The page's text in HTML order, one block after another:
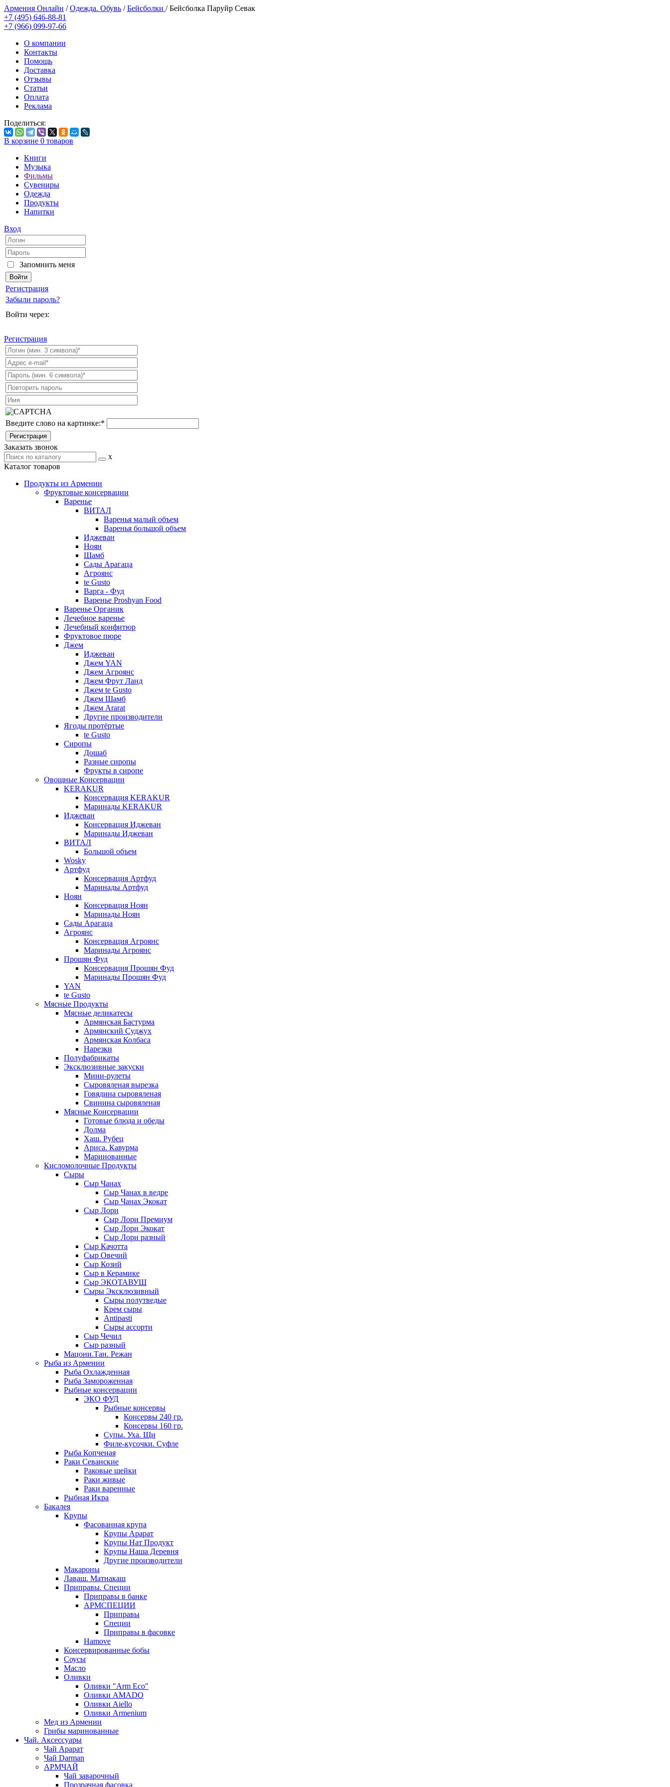
Армения Онлайн /Одежда. Обувь /Бейсболки /Бейсболка Паруйр Севак
+7 (495) 646-88-81
+7 (966) 099-97-66
О компании
Контакты
Помощь
Доставка
Отзывы
Статьи
Оплата
Реклама
Поделиться:
В корзине 0 товаров
Книги
Музыка
Фильмы
Сувениры
Одежда
Продукты
Напитки
Вход
Запомнить меня
Регистрация
Забыли пароль?
Войти через:
Регистрация
Введите слово на картинке:*
Заказать звонок
x
Каталог товаров
Продукты из Армении
Фруктовые консервации
Варенье
ВИТАЛ
Варенья малый объем
Варенья большой объем
Иджеван
Ноян
Шамб
Сады Арагаца
Агроянс
te Gusto
Варга - Фуд
Варенье Proshyan Food
Варенье Органик
Лечебное варенье
Лечебный конфитюр
Фруктовое пюре
Джем
Иджеван
Джем YAN
Джем Агроянс
Джем Фрут Ланд
Джем te Gusto
Джем Шамб
Джем Ararat
Другие производители
Ягоды протёртые
te Gusto
Сиропы
Дошаб
Разные сиропы
Фрукты в сиропе
Овощные Консервации
KERAKUR
Консервация KERAKUR
Маринады KERAKUR
Иджеван
Консервация Иджеван
Маринады Иджеван
ВИТАЛ
Большой объем
Wosky
Артфуд
Консервация Артфуд
Маринады Артфуд
Ноян
Консервация Ноян
Маринады Ноян
Сады Арагаца
Агроянс
Консервация Агроянс
Маринады Агроянс
Прошян Фуд
Консервация Прошян Фуд
Маринады Прошян Фуд
YAN
te Gusto
Мясные Продукты
Мясные деликатесы
Армянская Бастурма
Армянский Суджух
Армянская Колбаса
Нарезки
Полуфабрикаты
Эксклюзивные закуски
Мини-рулеты
Сыровяленая вырезка
Говядина сыровяленая
Свинина сыровяленая
Мясные Консервации
Готовые блюда и обеды
Долма
Хаш. Рубец
Ариса. Кавурма
Маринованные
Кисломолочные Продукты
Сыры
Сыр Чанах
Сыр Чанах в ведре
Сыр Чанах Экокат
Сыр Лори
Сыр Лори Премиум
Сыр Лори Экокат
Сыр Лори разный
Сыр Качотта
Сыр Овечий
Сыр Козий
Сыр в Керамике
Сыр ЭКОТАВУШ
Сыры Эксклюзивный
Сыры полутведые
Крем сыры
Antipasti
Сыры ассорти
Сыр Чечил
Сыр разный
Мацони.Тан. Режан
Рыба из Армении
Рыба Охлажденная
Рыба Замороженная
Рыбные консервации
ЭКО ФУД
Рыбные консервы
Консервы 240 гр.
Консервы 160 гр.
Супы. Уха. Щи
Филе-кусочки. Суфле
Рыба Копченая
Раки Севанские
Раковые шейки
Раки живые
Раки варенные
Рыбная Икра
Бакалея
Крупы
Фасованная крупа
Крупы Арарат
Крупы Нат Продукт
Крупы Наша Деревня
Другие производители
Макароны
Лаваш. Матнакаш
Приправы. Специи
Приправы в банке
АРМСПЕЦИИ
Приправы
Специи
Приправы в фасовке
Hamove
Консервированные бобы
Соусы
Масло
Оливки
Оливки "Arm Eco"
Оливки AMADO
Оливки Aiello
Оливки Armenium
Мед из Армении
Грибы маринованные
Чай. Аксессуары
Чай Арарат
Чай Darman
АРМЧАЙ
Чай заварочный
Прозрачная фасовка